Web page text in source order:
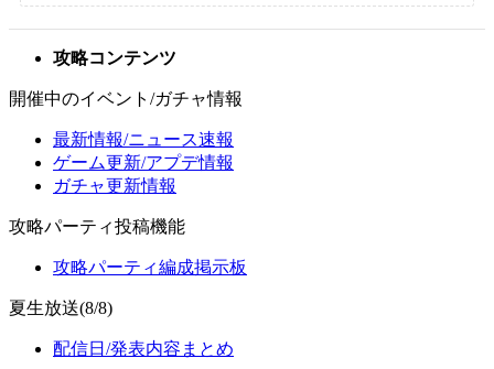
攻略コンテンツ
開催中のイベント/ガチャ情報
最新情報/ニュース速報
ゲーム更新/アプデ情報
ガチャ更新情報
攻略パーティ投稿機能
攻略パーティ編成掲示板
夏生放送(8/8)
配信日/発表内容まとめ